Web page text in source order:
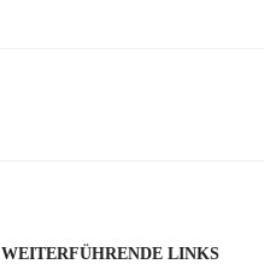
WEITERFÜHRENDE LINKS